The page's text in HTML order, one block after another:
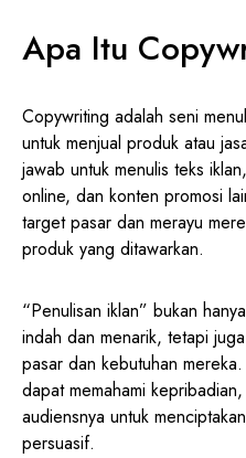
Apa Itu
Copywriting adalah seni
untuk menjual produk atau
jawab untuk menulis teks
online, dan konten promosi
target pasar dan merayu
produk yang ditawarkan.
“Penulisan iklan” bukan
indah dan menarik, tetapi
pasar dan kebutuhan
dapat memahami
audiensnya untuk
persuasif.